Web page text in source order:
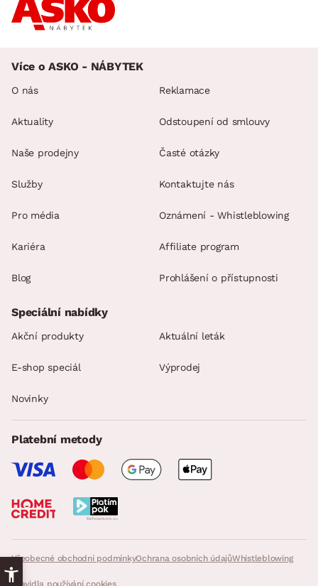
Více o ASKO - NÁBYTEK
O nás
Aktuality
Naše prodejny
Služby
Pro média
Kariéra
Blog
Reklamace
Odstoupení od smlouvy
Časté otázky
Kontaktujte nás
Oznámení - Whistleblowing
Affiliate program
Prohlášení o přístupnosti
Všeobecné obchodní podmínkyOchrana osobních údajůWhistleblowing
Pravidla používání cookies
Speciální nabídky
Akční produkty Aktuální leták
E-shop speciál Výprodej
Novinky
Platební metody